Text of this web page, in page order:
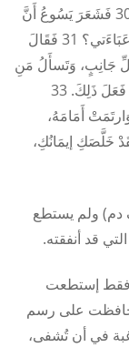
نَزِيفُهَا فُورَاً، وَأَحَسَّتْ فِي جِسْمِهَا بِأَنَّهَا شُفِيَتْ. 30 فَشَعَرَ يَسُوعُ أَنَّ
قُوَّةً قَدْ خَرَجَتْ مِنْهُ. فَالتَفَتَ وَسَأَلَ: مَنْ لَمَسَ عَبَاءَتي؟ 31 فَقَالَ
جَانِبٍ، وَتَسأَلُ مَنِ
الَّذِي لَمَسَنِي؟ 32 أَمَّا هُوَ فَنَظَرَ حَولَهُ لِيَرَى مَنْ فَعَلَ ذَلِكَ. 33
أَمَامَهُ،
يَا ابنَتِي، لَقَدْ خَلَّصَكِ إيمَانُكِ،
دم) ولم يستطع
قد أنفقته.
فقط إستطعت
حافظت على رسم
في أن تُشفى،